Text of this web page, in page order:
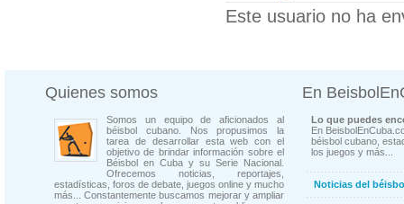
Este usuario no ha
Quienes somos
Somos un equipo de aficionados al
béisbol cubano. Nos propusimos la
tarea de desarrollar esta web con el
objetivo de brindar información sobre el
Béisbol en Cuba y su Serie Nacional.
Ofrecemos noticias, reportajes,
estadísticas, foros de debate, juegos online y mucho
más... Constantemente buscamos mejorar y ampliar
En
Lo que puedes
En
béisbol cubano,
los juegos y más...
Noticias del